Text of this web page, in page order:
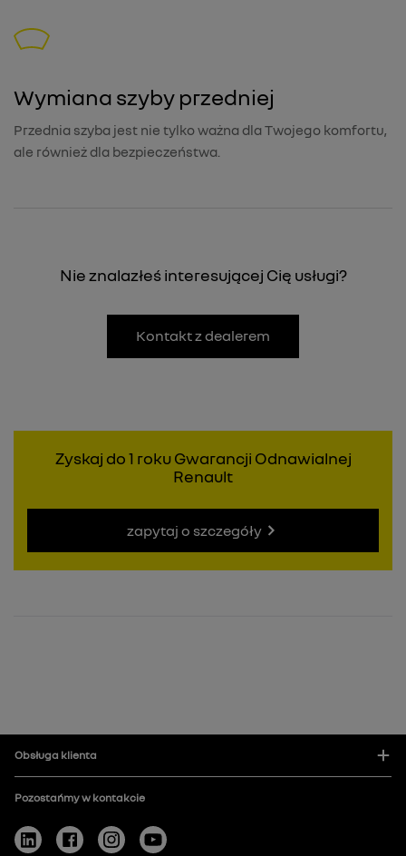
Wymiana szyby przedniej
Przednia szyba jest nie tylko ważna dla Twojego komfortu,
ale również dla bezpieczeństwa.
Nie znalazłeś interesującej Cię usługi?
Kontakt z dealerem
Zyskaj do 1 roku Gwarancji Odnawialnej
Renault
zapytaj o szczegóły
Obsługa klienta
Pozostańmy w kontakcie